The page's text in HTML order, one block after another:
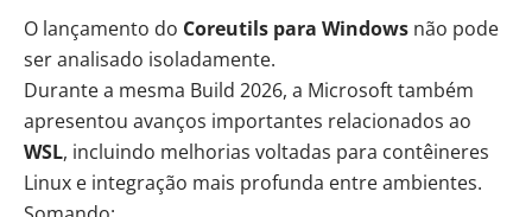
O lançamento do Coreutils para Windows não pode
ser analisado isoladamente.
Durante a mesma Build 2026, a Microsoft também
apresentou avanços importantes relacionados ao
WSL, incluindo melhorias voltadas para contêineres
Linux e integração mais profunda entre ambientes.